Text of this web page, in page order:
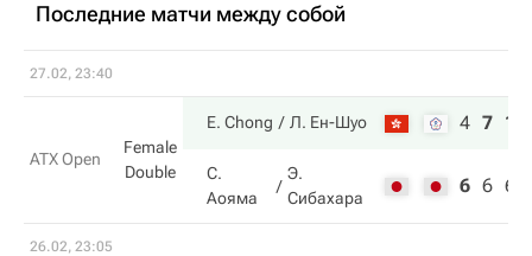
Последние матчи между собой
27.02, 23:40
ATX Open
Female
Double
E. Chong Л. Ен-Шуо 4 7 10
С.
Аояма
Э.
Сибахара
6 6 6
26.02, 23:05